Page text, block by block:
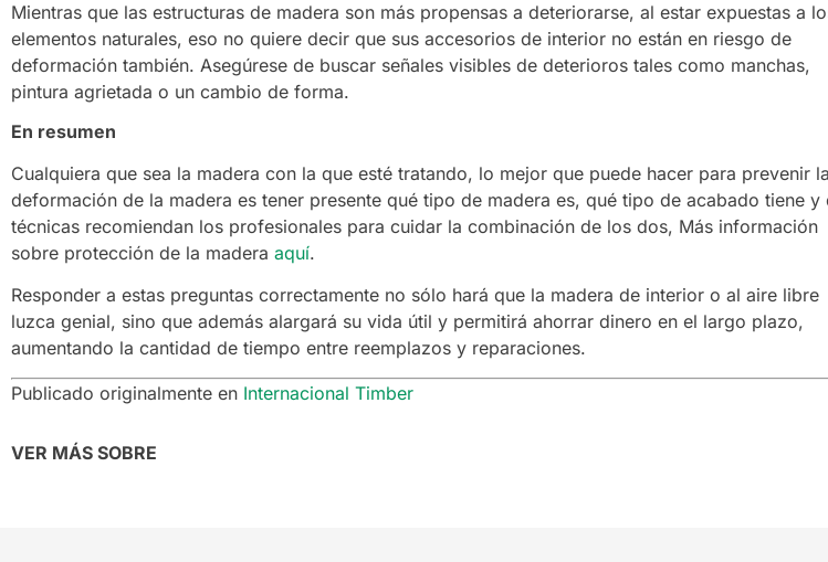
Mientras que las estructuras de madera son más propensas a deteriorarse, al estar expuestas a
elementos naturales, eso no quiere decir que sus accesorios de interior no están en riesgo de
deformación también. Asegúrese de buscar señales visibles de deterioros tales como manchas,
pintura agrietada o un cambio de forma.
En resumen
Cualquiera que sea la madera con la que esté tratando, lo mejor que puede hacer para prevenir la
deformación de la madera es tener presente qué tipo de madera es, qué tipo de acabado tiene y
técnicas recomiendan los profesionales para cuidar la combinación de los dos, Más información
sobre protección de la madera aquí.
Responder a estas preguntas correctamente no sólo hará que la madera de interior o al aire libre
luzca genial, sino que además alargará su vida útil y permitirá ahorrar dinero en el largo plazo,
aumentando la cantidad de tiempo entre reemplazos y reparaciones.
Publicado originalmente en Internacional Timber
VER MÁS SOBRE